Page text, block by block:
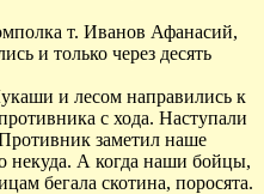
т. Иванов Афанасий,
и только через десять
и лесом направились к
с хода. Наступали
заметил наше
некуда. А когда наши бойцы,
бегала скотина, поросята.